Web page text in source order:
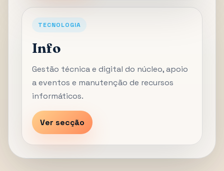
TECNOLOGIA
Info
Gestão técnica e digital do núcleo, apoio
a eventos e manutenção de recursos
informáticos.
Ver secção